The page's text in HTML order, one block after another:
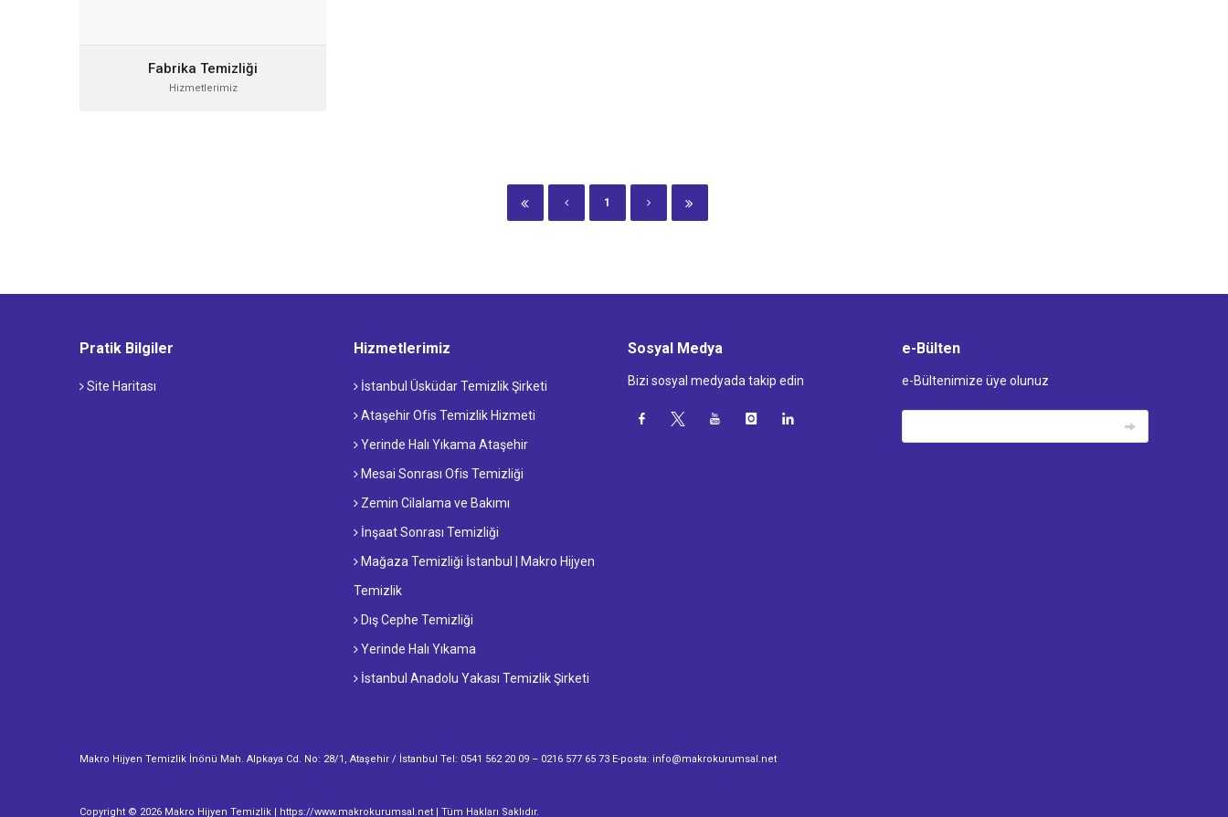
Fabrika Temizliği
Hizmetlerimiz
1
Pratik Bilgiler
Site Haritası
Hizmetlerimiz
İstanbul Üsküdar Temizlik Şirketi
Ataşehir Ofis Temizlik Hizmeti
Yerinde Halı Yıkama Ataşehir
Mesai Sonrası Ofis Temizliği
Zemin Cilalama ve Bakımı
İnşaat Sonrası Temizliği
Mağaza Temizliği İstanbul | Makro Hijyen
Temizlik
Dış Cephe Temizliği
Yerinde Halı Yıkama
İstanbul Anadolu Yakası Temizlik Şirketi
Sosyal Medya
Bizi sosyal medyada takip edin
e-Bülten
e-Bültenimize üye olunuz
Makro Hijyen Temizlik İnönü Mah. Alpkaya Cd. No: 28/1, Ataşehir / İstanbul Tel: 0541 562 20 09 – 0216 577 65 73 E-posta: info@makrokurumsal.net
Copyright © 2026 Makro Hijyen Temizlik | https://www.makrokurumsal.net | Tüm Hakları Saklıdır.